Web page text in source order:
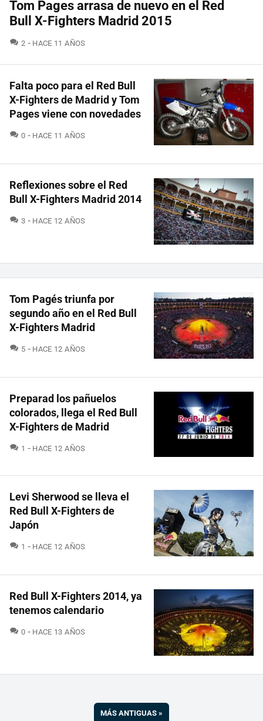
Tom Pages arrasa de nuevo en el Red
Bull X-Fighters Madrid 2015
2 COMENTARIOS
HACE 11 AÑOS
Falta poco para el Red Bull
X-Fighters de Madrid y Tom
Pages viene con novedades
0 COMENTARIOS
HACE 11 AÑOS
Reflexiones sobre el Red
Bull X-Fighters Madrid 2014
3 COMENTARIOS
HACE 12 AÑOS
Tom Pagés triunfa por
segundo año en el Red Bull
X-Fighters Madrid
5 COMENTARIOS
HACE 12 AÑOS
Preparad los pañuelos
colorados, llega el Red Bull
X-Fighters de Madrid
1 COMENTARIOS
HACE 12 AÑOS
Levi Sherwood se lleva el
Red Bull X-Fighters de
Japón
1 COMENTARIOS
HACE 12 AÑOS
Red Bull X-Fighters 2014, ya
tenemos calendario
0 COMENTARIOS
HACE 13 AÑOS
MÁS ANTIGUAS »